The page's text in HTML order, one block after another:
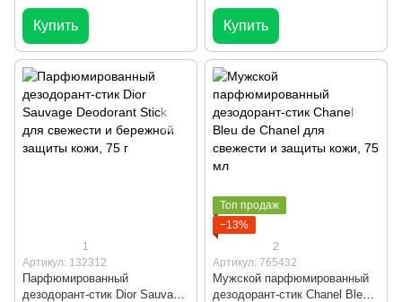
Купить Купить
1
Артикул: 132312
Парфюмированный
дезодорант-стик Dior Sauvage
Топ продаж
−13%
2
Артикул: 765432
Мужской парфюмированный
дезодорант-стик Chanel Bleu